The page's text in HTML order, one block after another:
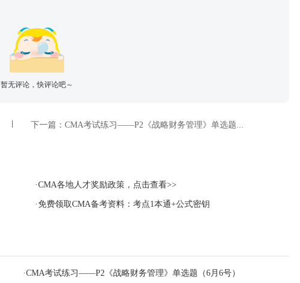
暂无评论，快评论吧～
下一篇： CMA考试练习——P2《战略财务管理》单选题...
·CMA各地人才奖励政策，点击查看>>
·免费领取CMA备考资料：考点1本通+公式密钥
·CMA考试练习——P2《战略财务管理》单选题（6月6号）